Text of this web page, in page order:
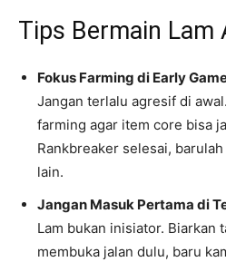
Tips Bermain Lam
Fokus Farming di Early
Jangan terlalu agresif di
farming agar item core bisa
Rankbreaker selesai,
lain.
Jangan Masuk Pertama di
Lam bukan inisiator. Biarkan
membuka jalan dulu, baru